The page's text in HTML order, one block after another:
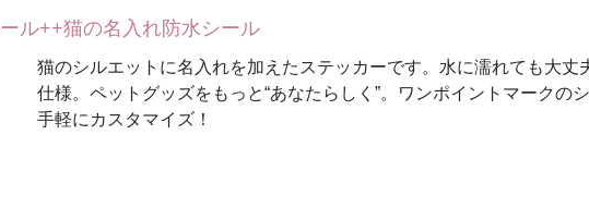
ル++猫の名入れ防水シール
猫のシルエットに名入れを加えたステッカーです。水に濡れても大丈
仕様。ペットグッズをもっと“あなたらしく”。ワンポイントマークの
手軽にカスタマイズ！